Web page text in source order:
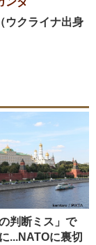
ウクライナ出身
判断ミス」で
...NATOに裏切